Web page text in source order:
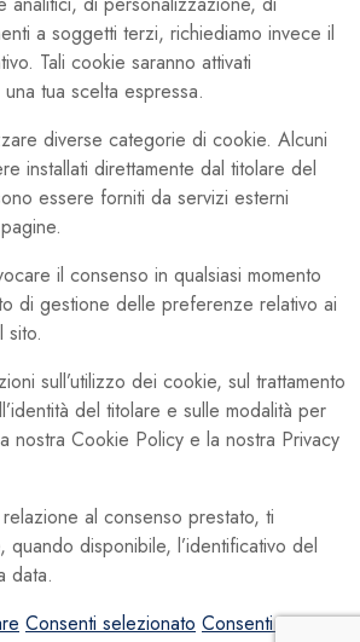
a soggetti terzi, richiediamo invece il
Tali cookie saranno attivati
tua scelta espressa.
diverse categorie di cookie. Alcuni
installati direttamente dal titolare del
essere forniti da servizi esterni
il consenso in qualsiasi momento
di gestione delle preferenze relativo ai
sito.
sull’utilizzo dei cookie, sul trattamento
del titolare e sulle modalità per
nostra Cookie Policy e la nostra Privacy
al consenso prestato, ti
quando disponibile, l’identificativo del
data.
Consenti selezionato Consenti tutto